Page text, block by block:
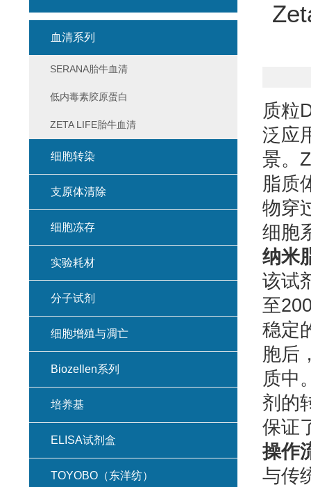
质粒
泛应
景。
脂质
物穿
细胞
纳米
该试
至
稳定
胞后
质中
剂的
保证
操作
与传
血清系列
SERANA胎牛血清
低内毒素胶原蛋白
ZETA LIFE胎牛血清
细胞转染
支原体清除
细胞冻存
实验耗材
分子试剂
细胞增殖与凋亡
Biozellen系列
培养基
ELISA试剂盒
TOYOBO（东洋纺）